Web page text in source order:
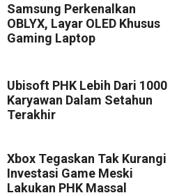
Samsung Perkenalkan
OBLYX, Layar OLED Khusus
Gaming Laptop
Ubisoft PHK Lebih Dari 1000
Karyawan Dalam Setahun
Terakhir
Xbox Tegaskan Tak Kurangi
Investasi Game Meski
Lakukan PHK Massal